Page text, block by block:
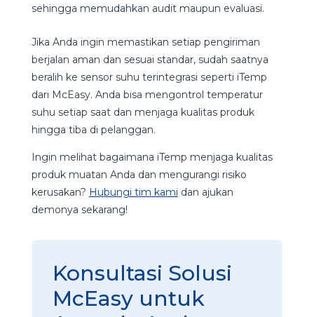
sehingga memudahkan audit maupun evaluasi.
Jika Anda ingin memastikan setiap pengiriman
berjalan aman dan sesuai standar, sudah saatnya
beralih ke sensor suhu terintegrasi seperti iTemp
dari McEasy. Anda bisa mengontrol temperatur
suhu setiap saat dan menjaga kualitas produk
hingga tiba di pelanggan.
Ingin melihat bagaimana iTemp menjaga kualitas
produk muatan Anda dan mengurangi risiko
kerusakan? Hubungi tim kami dan ajukan
demonya sekarang!
Konsultasi Solusi
McEasy untuk